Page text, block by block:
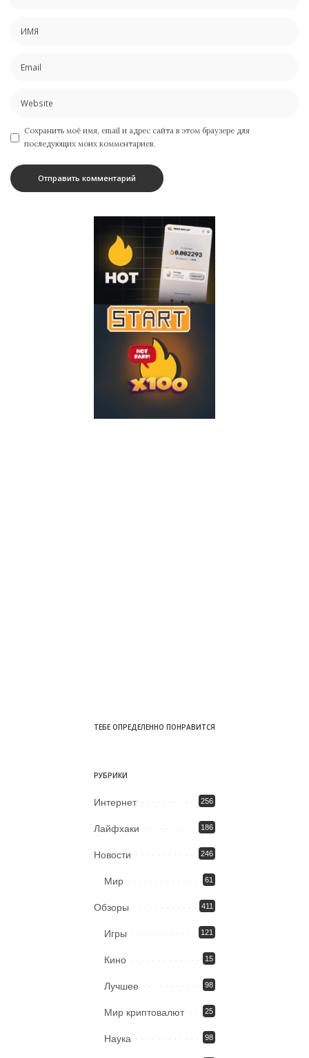
Сохранить моё имя, email и адрес сайта в этом браузере для
последующих моих комментариев.
ТЕБЕ ОПРЕДЕЛЕННО ПОНРАВИТСЯ
РУБРИКИ
Интернет 256
Лайфхаки 186
Новости 246
Мир 61
Обзоры 411
Игры 121
Кино 15
Лучшее 98
Мир криптовалют 25
Наука 98